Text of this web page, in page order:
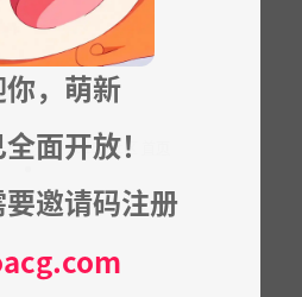
次元社区2025 ⁄ 社区
，萌新
面开放！
邀请码注册